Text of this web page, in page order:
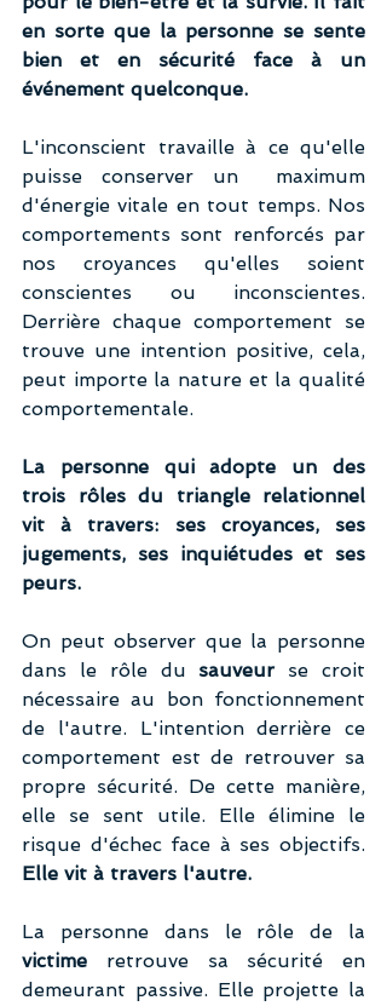
en sorte que la personne se sente
bien et en sécurité face à un
événement quelconque.
L'inconscient travaille à ce qu'elle
puisse conserver un  maximum
d'énergie vitale en tout temps. Nos
comportements sont renforcés par
nos croyances qu'elles soient
conscientes ou inconscientes.
Derrière chaque comportement se
trouve une intention positive, cela,
peut importe la nature et la qualité
comportementale.
La personne qui adopte un des
trois rôles du triangle relationnel
vit à travers: ses croyances, ses
jugements, ses inquiétudes et ses
peurs.
On peut observer que la personne
dans le rôle du sauveur se croit
nécessaire au bon fonctionnement
de l'autre. L'intention derrière ce
comportement est de retrouver sa
propre sécurité. De cette manière,
elle se sent utile. Elle élimine le
Elle vit à travers l'autre.
victime retrouve sa sécurité en
demeurant passive. Elle projette la